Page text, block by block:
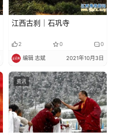
江西古刹｜石巩寺
2 0 0
编辑 志斌 2021年10月3日
资讯